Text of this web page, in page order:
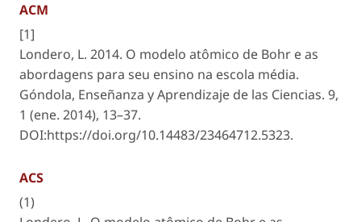
ACM
[1]
Londero, L. 2014. O modelo atômico de Bohr e as
abordagens para seu ensino na escola média.
Góndola, Enseñanza y Aprendizaje de las Ciencias. 9,
1 (ene. 2014), 13–37.
DOI:https://doi.org/10.14483/23464712.5323.
ACS
(1)